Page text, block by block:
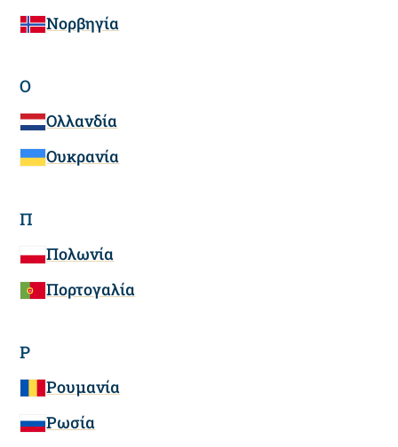
Νορβηγία
Ο
Ολλανδία
Ουκρανία
Π
Πολωνία
Πορτογαλία
Ρ
Ρουμανία
Ρωσία